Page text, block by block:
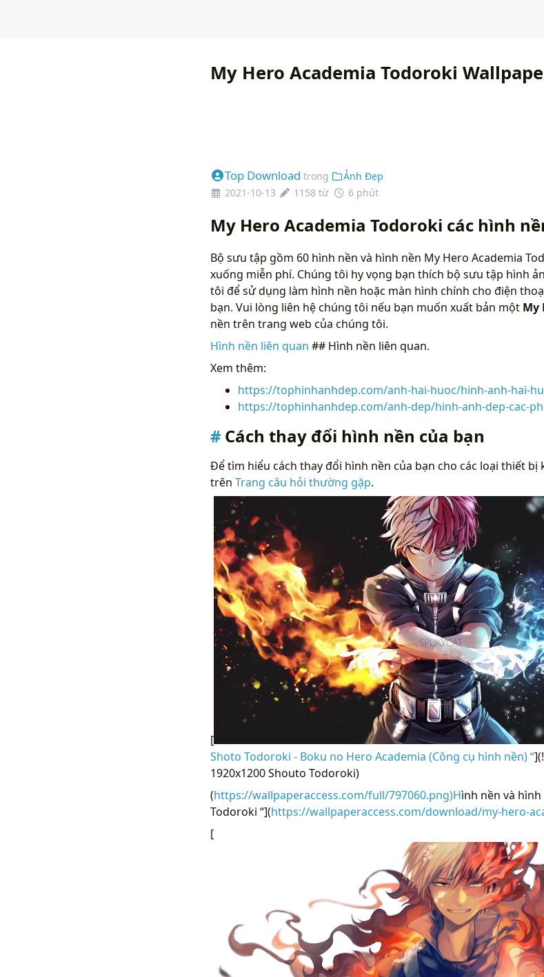
My Hero Academia Todoroki
Top Download trong
Ảnh Đẹp
2021-10-13
1158 từ 6 phút
My Hero Academia Todoroki các hình
Bộ sưu tập gồm 60 hình nền và hình nền My Hero Academia
xuống miễn phí. Chúng tôi hy vọng bạn thích bộ sưu tập hình
tôi để sử dụng làm hình nền hoặc màn hình chính cho điện
bạn. Vui lòng liên hệ chúng tôi nếu bạn muốn xuất bản một My
nền trên trang web của chúng tôi.
Hình nền liên quan ## Hình nền liên quan.
Xem thêm:
https://tophinhanhdep.com/anh-hai-huoc/hinh-anh-hai-
https://tophinhanhdep.com/anh-dep/hinh-anh-dep-cac-
Cách thay đổi hình nền của bạn
Để tìm hiểu cách thay đổi hình nền của bạn cho các loại thiết bị
trên Trang câu hỏi thường gặp.
[
Shoto Todoroki - Boku no Hero Academia (Công cụ hình nền) “
1920x1200 Shouto Todoroki)
(https://wallpaperaccess.com/full/797060.png)Hình nền và hình
Todoroki “](https://wallpaperaccess.com/download/my-hero-
[